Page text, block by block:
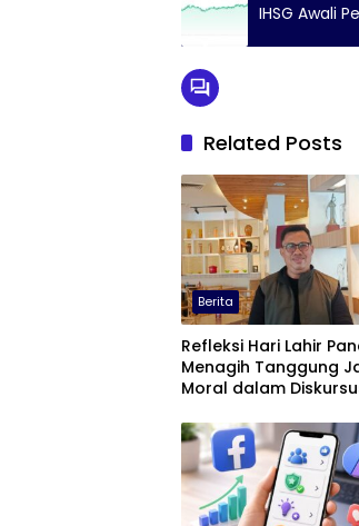
IHSG Awali
Related Posts
Berita
Refleksi Hari Lahir
Menagih Tanggung
Moral dalam